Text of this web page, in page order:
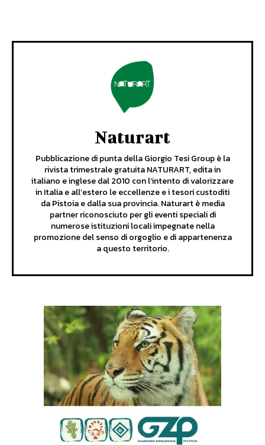
Naturart
Pubblicazione di punta della Giorgio Tesi Group è la
rivista trimestrale gratuita NATURART, edita in
italiano e inglese dal 2010 con l’intento di valorizzare
in Italia e all’estero le eccellenze e i tesori custoditi
da Pistoia e dalla sua provincia. Naturart è media
partner riconosciuto per gli eventi speciali di
numerose istituzioni locali impegnate nella
promozione del senso di orgoglio e di appartenenza
a questo territorio.